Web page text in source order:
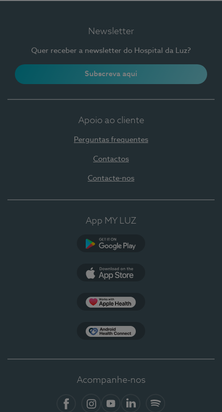
Newsletter
Quer receber a newsletter do Hospital da Luz?
Subscreva aqui
Apoio ao cliente
Perguntas frequentes
Contactos
Contacte-nos
App MY LUZ
Acompanhe-nos